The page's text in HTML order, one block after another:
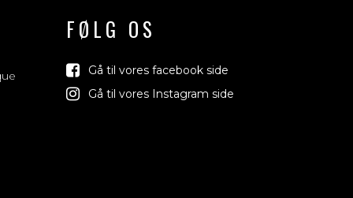
FØLG OS
Gå til vores facebook side
Gå til vores Instagram side